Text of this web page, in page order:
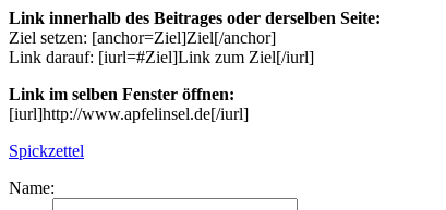
Link innerhalb des Beitrages oder derselben Seite:
Ziel setzen: [anchor=Ziel]Ziel[/anchor]
Link darauf: [iurl=#Ziel]Link zum Ziel[/iurl]
Link im selben Fenster öffnen:
[iurl]http://www.apfelinsel.de[/iurl]
Spickzettel
Name: